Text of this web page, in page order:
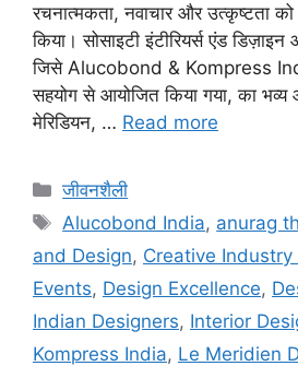
रचनात्मकता, नवाचार और उत्कृष्टता
किया। सोसाइटी इंटीरियर्स एंड
जिसे Alucobond & Kompress
सहयोग से आयोजित किया गया, का
मेरिडियन, … Read more
जीवनशैली
Alucobond India, anurag
and Design, Creative Industry
Events, Design Excellence,
Indian Designers, Interior
Kompress India, Le Meridien